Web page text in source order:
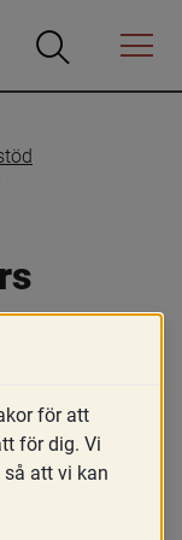
Öppna
Öppna
Menyn
för att
för dig. Vi
att vi kan